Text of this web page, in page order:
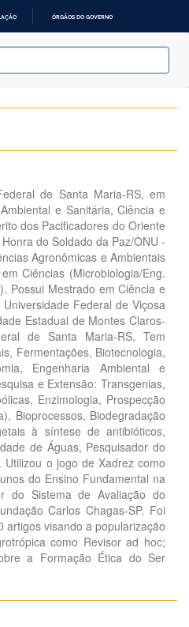
ÓRGÃOS DO GOVERNO
de Santa Maria-RS, em
e Sanitária, Ciência e
dos Pacificadores do Oriente
do Soldado da Paz/ONU -
Agronômicas e Ambientais
Ciências (Microbiologia/Eng.
Possui Mestrado em Ciência e
Federal de Viçosa
Estadual de Montes Claros-
de Santa Maria-RS. Tem
Fermentações, Biotecnologia,
Engenharia Ambiental e
e Extensão: Transgenias,
Enzimologia, Prospecção
Bioprocessos, Biodegradação
à síntese de antibióticos,
de Águas, Pesquisador do
Utilizou o jogo de Xadrez como
do Ensino Fundamental na
do Sistema de Avaliação do
Carlos Chagas-SP. Foi
visando a popularização
como Revisor ad hoc;
a Formação Ética do Ser